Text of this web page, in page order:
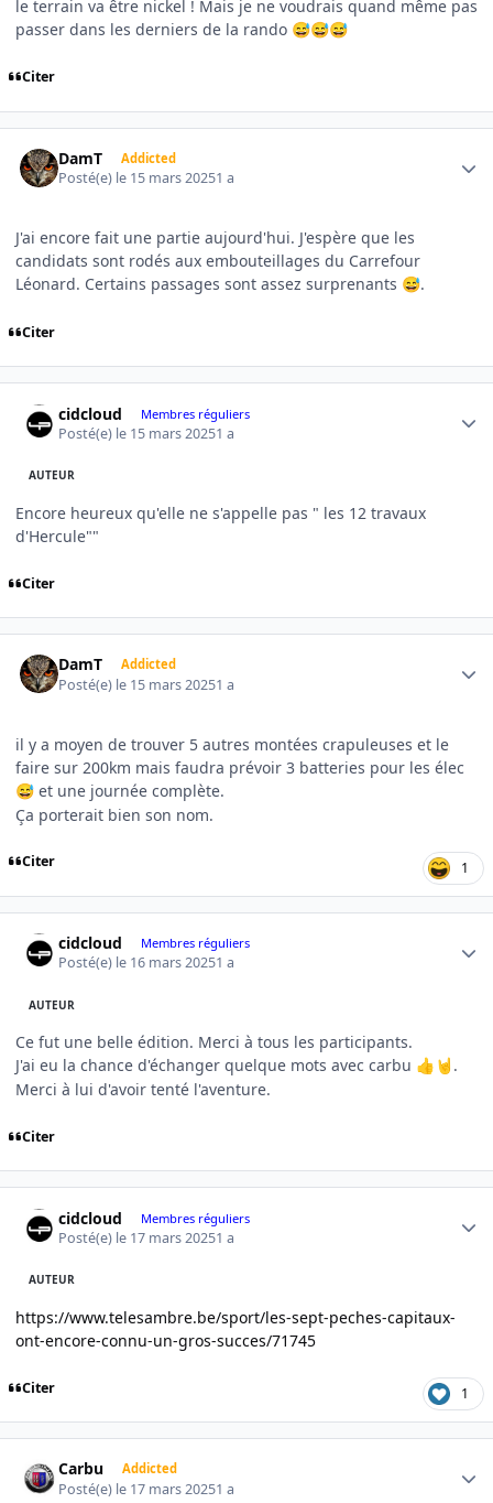
le terrain va être nickel ! Mais je ne voudrais quand même pas
passer dans les derniers de la rando 😅😅😅
Citer
DamT Addicted
Posté(e) le 15 mars 20251 a
J'ai encore fait une partie aujourd'hui. J'espère que les
candidats sont rodés aux embouteillages du Carrefour
Léonard. Certains passages sont assez surprenants 😅.
Citer
cidcloud Membres réguliers
Posté(e) le 15 mars 20251 a
AUTEUR
Encore heureux qu'elle ne s'appelle pas " les 12 travaux
d'Hercule""
Citer
DamT Addicted
Posté(e) le 15 mars 20251 a
il y a moyen de trouver 5 autres montées crapuleuses et le
faire sur 200km mais faudra prévoir 3 batteries pour les élec
😅 et une journée complète.
Ça porterait bien son nom.
Citer 1
cidcloud Membres réguliers
Posté(e) le 16 mars 20251 a
AUTEUR
Ce fut une belle édition. Merci à tous les participants.
J'ai eu la chance d'échanger quelque mots avec carbu 👍 🤘 .
Merci à lui d'avoir tenté l'aventure.
Citer
cidcloud Membres réguliers
Posté(e) le 17 mars 20251 a
AUTEUR
https://www.telesambre.be/sport/les-sept-peches-capitaux-
ont-encore-connu-un-gros-succes/71745
Citer 1
Carbu Addicted
Posté(e) le 17 mars 20251 a